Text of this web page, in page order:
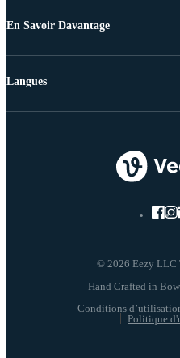
En Savoir Davantage
© 2026 Eezy LLC
Conditions
Politique
Langues